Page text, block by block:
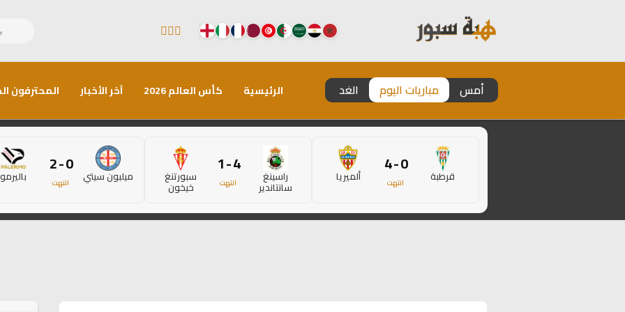
أمس مباريات اليوم الغد الرئيسية كأس العالم 2026 آخر الأخبار المحترفون
قرطبة 0 - 4
انتهت ألميريا راسينغ
سانتاندير
4 - 1
انتهت سبورتنغ
خيخون
ميلبون سيتي 0 - 2
انتهت باليرمو